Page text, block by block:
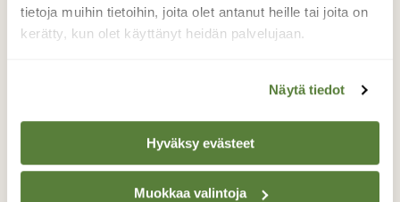
tietoja muihin tietoihin, joita olet antanut heille tai joita on
kerätty, kun olet käyttänyt heidän palvelujaan.
Näytä tiedot
Hyväksy evästeet
Muokkaa valintoja
Valokuvaaja: Markku Pelkonen, Jyväskylä
13.05.2026
TAKAISIN LISTAAN